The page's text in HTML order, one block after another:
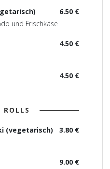
6.50 €
und Frischkäse
4.50 €
4.50 €
ROLLS
3.80 €
(vegetarisch)
9.00 €